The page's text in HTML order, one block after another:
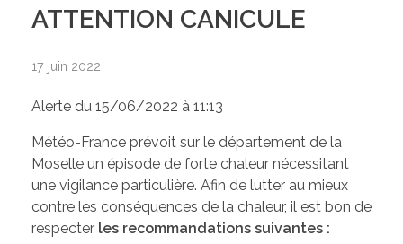
Inventons le HAM de demain
Le Maire : Edmond Bettinger
Le conseil Municipal
VIE PRATIQUE
ATTENTION CANICULE
17 juin 2022
Alerte du 15/06/2022 à 11:13
Météo-France prévoit sur le département de la
Moselle un épisode de forte chaleur nécessitant
une vigilance particulière. Afin de lutter au mieux
contre les conséquences de la chaleur, il est bon de
respecter les recommandations suivantes :